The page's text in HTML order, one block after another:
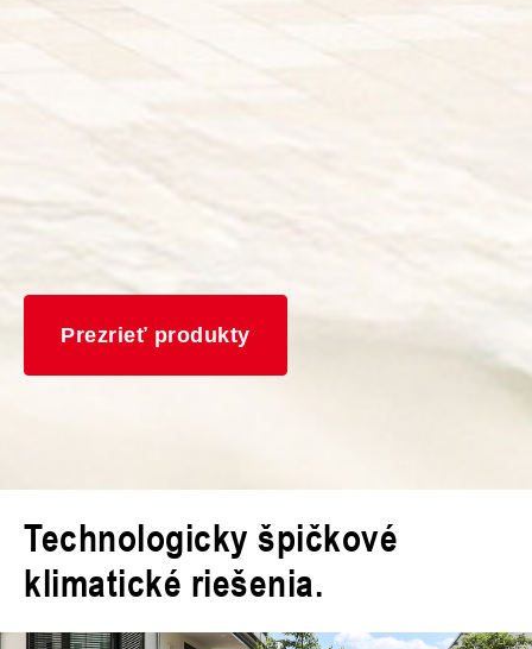
Prezrieť produkty
Technologicky špičkové
klimatické riešenia.